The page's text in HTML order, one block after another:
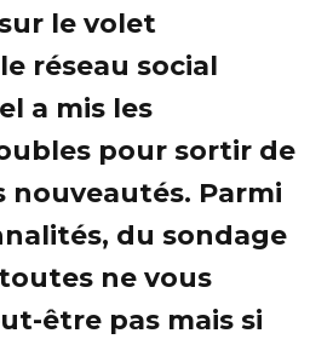
le volet
réseau social
a mis les
pour sortir de
nouveautés. Parmi
du sondage
ne vous
être pas mais si